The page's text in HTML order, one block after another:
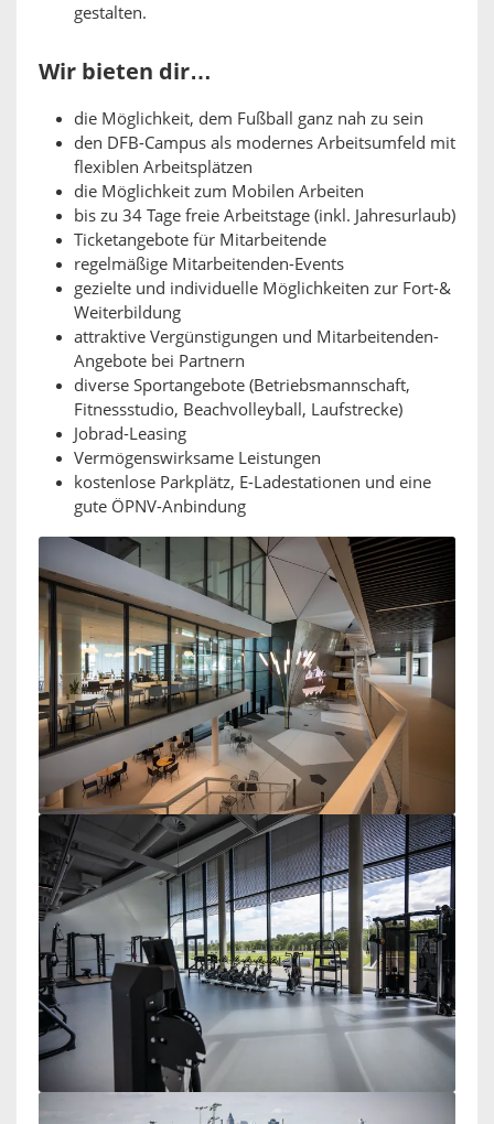
gestalten.
Wir bieten dir…
die Möglichkeit, dem Fußball ganz nah zu sein
den DFB-Campus als modernes Arbeitsumfeld mit
flexiblen Arbeitsplätzen
die Möglichkeit zum Mobilen Arbeiten
bis zu 34 Tage freie Arbeitstage (inkl. Jahresurlaub)
Ticketangebote für Mitarbeitende
regelmäßige Mitarbeitenden-Events
gezielte und individuelle Möglichkeiten zur Fort-&
Weiterbildung
attraktive Vergünstigungen und Mitarbeitenden-
Angebote bei Partnern
diverse Sportangebote (Betriebsmannschaft,
Fitnessstudio, Beachvolleyball, Laufstrecke)
Jobrad-Leasing
Vermögenswirksame Leistungen
kostenlose Parkplätz, E-Ladestationen und eine
gute ÖPNV-Anbindung